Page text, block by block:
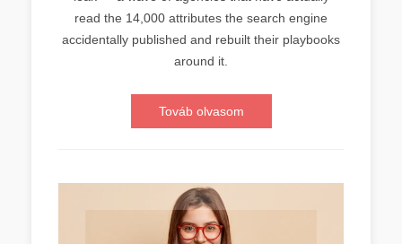
read the 14,000 attributes the search engine
accidentally published and rebuilt their playbooks
around it.
Továb olvasom